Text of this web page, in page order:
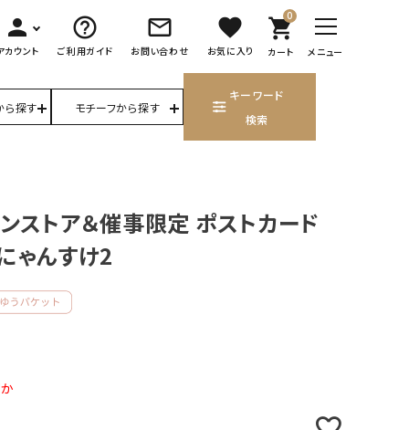
person
カウント
help_outline
ご利用ガイド
mail_outline
お問い合わせ
favorite
お気に入り
0
shopping_cart
カート メニュー
ら探す モチーフから探す
キーワード
検索
ストア＆催事限定 ポストカード
ゃんすけ2